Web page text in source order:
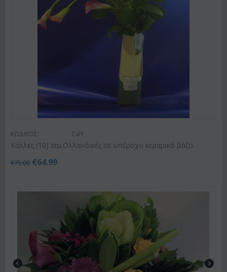
ΚΩΔΙΚΟΣ: Cal1
Κάλλες (10) τεμ.Ολλανδικές σε υπέροχο κεραμικό βάζο.
€75.00 €64.99